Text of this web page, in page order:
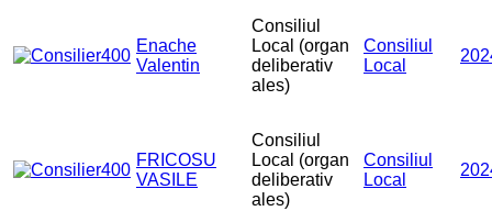
Enache
Valentin
Consiliul
Local (organ
deliberativ
ales)
Consiliul
Local
FRICOSU
VASILE
Consiliul
Local (organ
deliberativ
ales)
Consiliul
Local